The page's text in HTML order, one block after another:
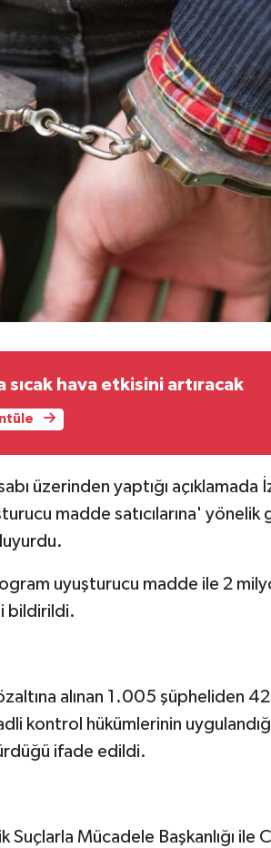
sıcak hava etkisini artıracak
üzerinden yaptığı açıklamada
madde satıcılarına' yönelik
uyuşturucu madde ile 2
bildirildi.
alınan 1.005 şüpheliden
kontrol hükümlerinin
ifade edildi.
Mücadele Başkanlığı ile